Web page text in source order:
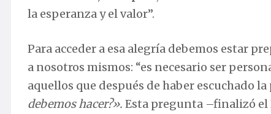
la esperanza y el valor”.
Para acceder a esa alegría debemos estar
a nosotros mismos: “es necesario ser
aquellos que después de haber escuchado
debemos hacer?». Esta pregunta –finalizó el